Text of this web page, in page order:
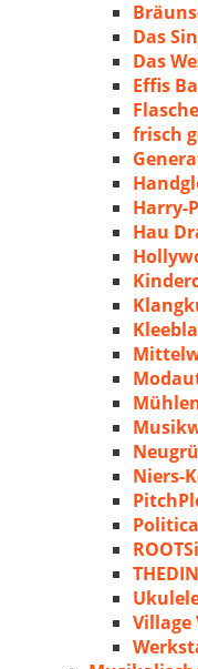
Das
Das
Effis
frisch
Harry-
Hau
Niers-
Village